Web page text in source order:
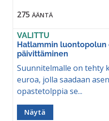
275 ÄÄNTÄ
VALITTU
Hatlammin luontopolun
päivittäminen
Suunnitelmalle on tehty
euroa, jolla saadaan
opastetolppia se...
Näytä